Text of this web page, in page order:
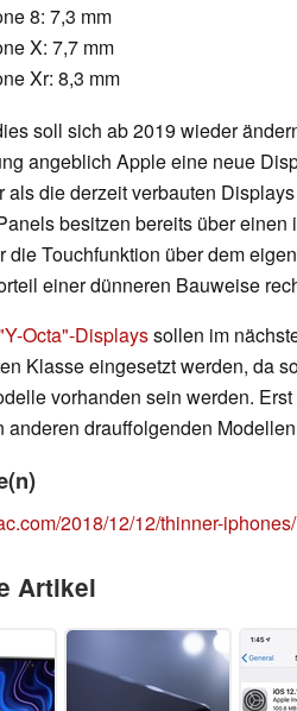
8: 7,3 mm
X: 7,7 mm
Xr: 8,3 mm
soll sich ab 2019 wieder
angeblich Apple eine neue
als die derzeit verbauten
besitzen bereits über
die Touchfunktion über dem
einer dünneren Bauweise
Octa"-Displayssollen im
Klasse eingesetzt werden, da
vorhanden sein werden.
anderen drauffolgenden
2018/12/12/thinner-iphones/
Artikel